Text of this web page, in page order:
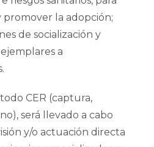
la adopción;
de socialización y
a
CER (captura,
será llevado a cabo
y/o actuación directa